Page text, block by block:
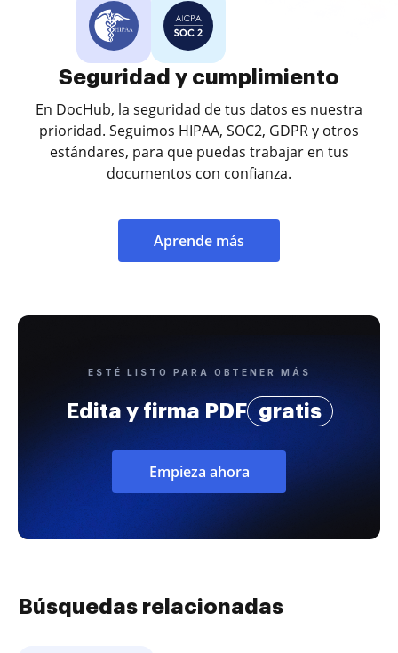
Seguridad y cumplimiento
En DocHub, la seguridad de tus datos es nuestra
prioridad. Seguimos HIPAA, SOC2, GDPR y otros
estándares, para que puedas trabajar en tus
documentos con confianza.
Aprende más
ESTÉ LISTO PARA OBTENER MÁS
Edita y firma PDF gratis
Empieza ahora
Búsquedas relacionadas